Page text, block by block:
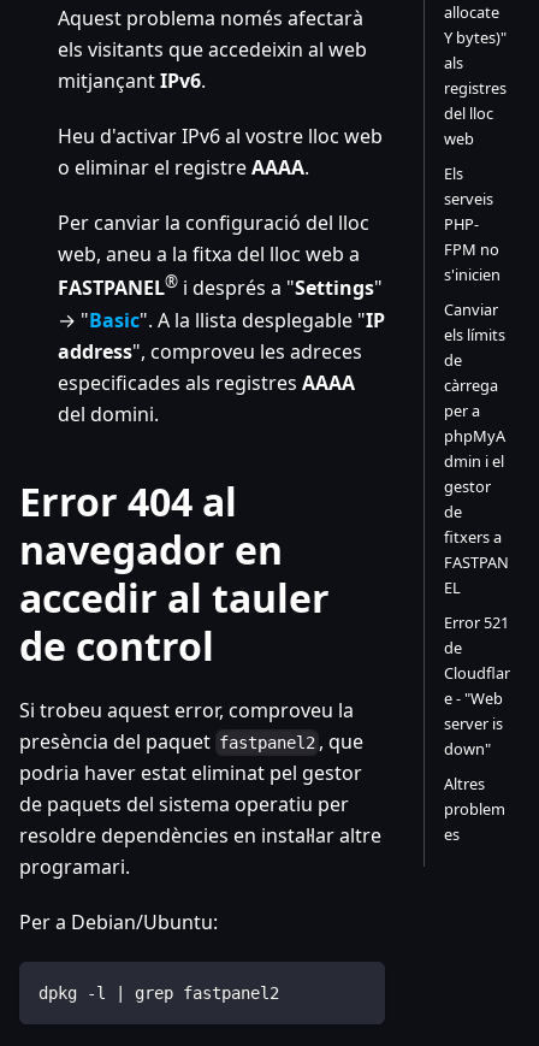
Aquest problema només afectarà
els visitants que accedeixin al web
mitjançantIPv6.
Heu d'activar IPv6 al vostre lloc web
o eliminar el registreAAAA.
Per canviar la configuració del lloc
web, aneu a la fitxa del lloc web a
FASTPANEL® i després a "Settings"
→ "Basic". A la llista desplegable "IP
address", comproveu les adreces
especificades als registres AAAA
del domini.
Error 404 al
navegador en
accedir al tauler
de control
Si trobeu aquest error, comproveu la
presència del paquet fastpanel2 , que
podria haver estat eliminat pel gestor
de paquets del sistema operatiu per
resoldre dependències en instal·lar altre
programari.
Per a Debian/Ubuntu:
dpkg -l | grep fastpanel2
allocate
Y bytes)"
als
registres
del lloc
web
Els
serveis
PHP-
FPM no
s'inicien
Canviar
els límits
de
càrrega
per a
phpMyA
dmin i el
gestor
de
fitxers a
FASTPAN
EL
Error 521
de
Cloudflar
e - "Web
server is
down"
Altres
problem
es